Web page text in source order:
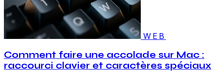
WEB
Comment faire une accolade sur Mac :
raccourci clavier et caractères spéciaux